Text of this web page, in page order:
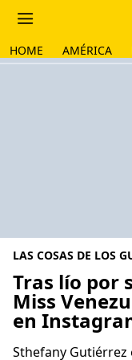
HOME AMÉRICA
LAS COSAS DE LOS
Tras lío por
Miss
en
Sthefany